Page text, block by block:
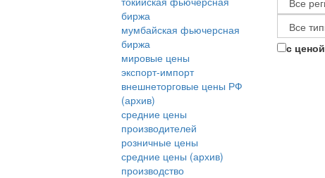
биржа
мумбайская фьючерсная
биржа
мировые цены
экспорт-импорт
внешнеторговые цены РФ
(архив)
средние цены
производителей
розничные цены
средние цены (архив)
производство
с ценой